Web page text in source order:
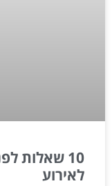
10 שאלות
לאירוע